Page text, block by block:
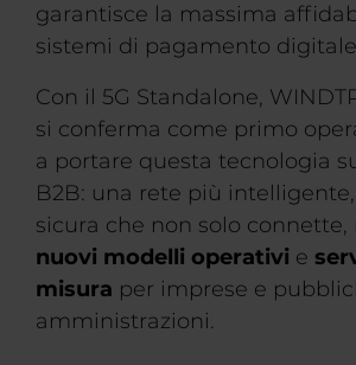
garantisce la massima
sistemi di pagamento
Con il 5G Standalone,
si conferma come primo
a portare questa tecnologia
B2B: una rete più
sicura che non solo
nuovi modelli operativi e
misura per imprese e
amministrazioni.